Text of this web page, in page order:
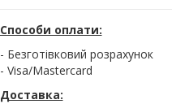
Способи оплати:
- Безготівковий розрахунок
- Visa/Mastercard
Доставка: